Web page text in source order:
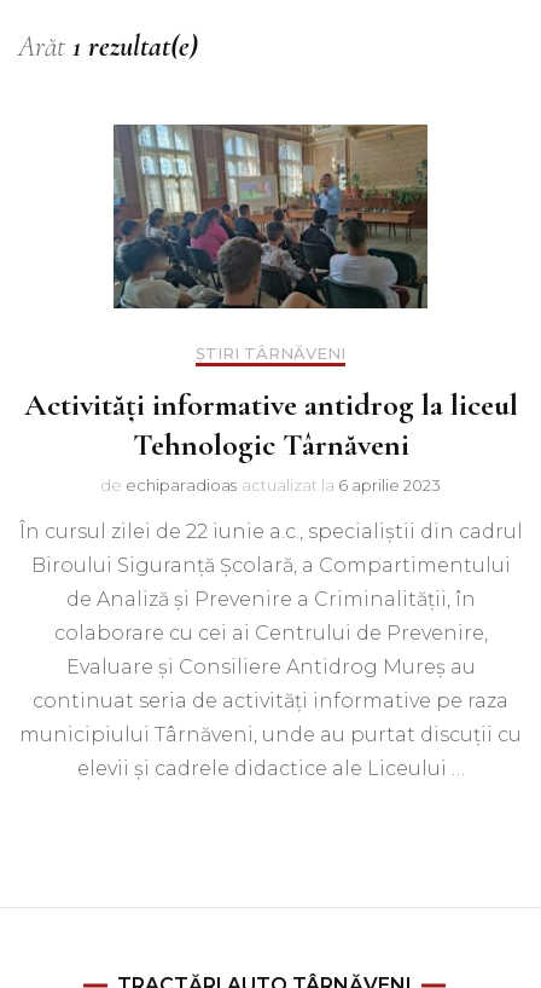
Arăt 1 rezultat(e)
ȘTIRI TÂRNĂVENI
Activități informative antidrog la liceul
Tehnologic Târnăveni
de echiparadioas actualizat la 6 aprilie 2023
În cursul zilei de 22 iunie a.c., specialiștii din cadrul
Biroului Siguranță Școlară, a Compartimentului
de Analiză și Prevenire a Criminalității, în
colaborare cu cei ai Centrului de Prevenire,
Evaluare și Consiliere Antidrog Mureș au
continuat seria de activități informative pe raza
municipiului Târnăveni, unde au purtat discuții cu
elevii și cadrele didactice ale Liceului …